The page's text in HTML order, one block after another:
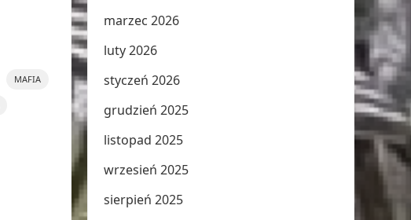
MAFIA
marzec 2026
luty 2026
styczeń 2026
grudzień 2025
listopad 2025
wrzesień 2025
sierpień 2025